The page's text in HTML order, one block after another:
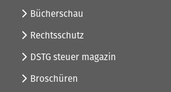
Bücherschau
Rechtsschutz
DSTG steuer magazin
Broschüren